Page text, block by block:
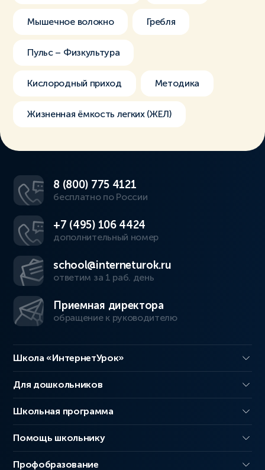
Мышечное волокно Гребля
Пульс – Физкультура
Кислородный приход Методика
Жизненная ёмкость легких (ЖЕЛ)
8 (800) 775 4121
бесплатно по России
+7 (495) 106 4424
дополнительный номер
school@interneturok.ru
ответим за 1 раб. день
Приемная директора
обращение к руководителю
Школа «ИнтернетУрок»
Для дошкольников
Школьная программа
Помощь школьнику
Профобразование